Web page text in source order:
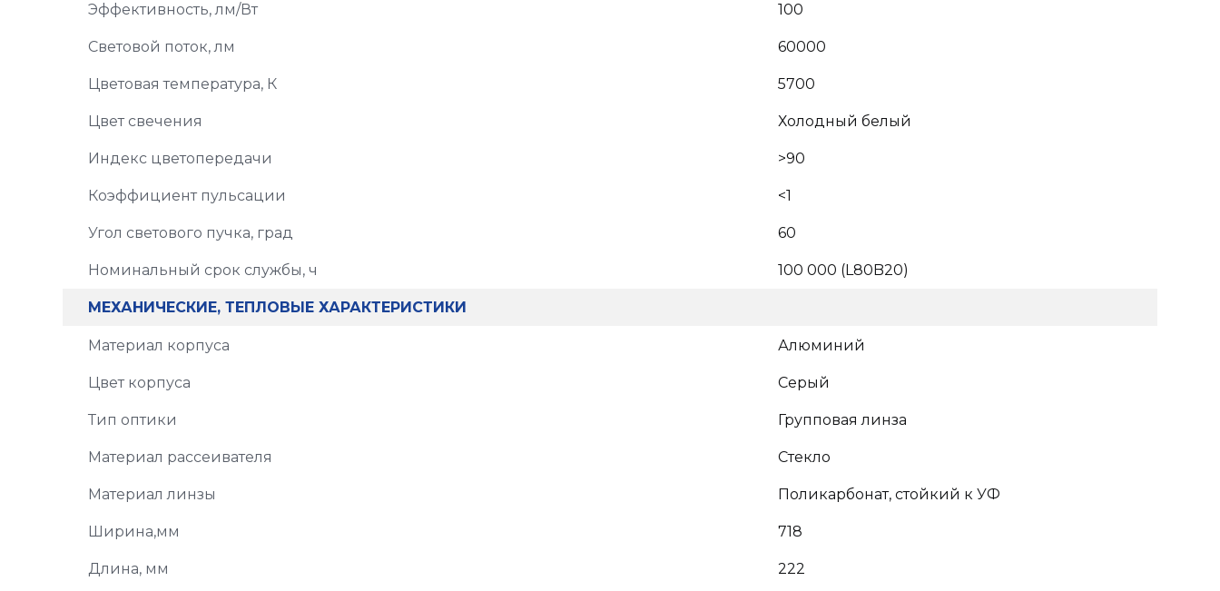
Эффективность, лм/Вт 100
Световой поток, лм 60000
Цветовая температура, К 5700
Цвет свечения Холодный белый
Индекс цветопередачи >90
Коэффициент пульсации <1
Угол светового пучка, град 60
Номинальный срок службы, ч 100 000 (L80B20)
МЕХАНИЧЕСКИЕ, ТЕПЛОВЫЕ ХАРАКТЕРИСТИКИ
Материал корпуса Алюминий
Цвет корпуса Серый
Тип оптики Групповая линза
Материал рассеивателя Стекло
Материал линзы Поликарбонат, стойкий к УФ
Ширина,мм 718
Длина, мм 222